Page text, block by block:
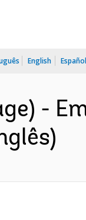
English Español
-